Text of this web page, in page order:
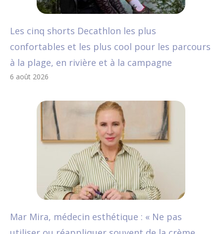
Les cinq shorts Decathlon les plus
confortables et les plus cool pour les parcours
à la plage, en rivière et à la campagne
6 août 2026
Mar Mira, médecin esthétique : « Ne pas